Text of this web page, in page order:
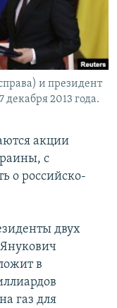
и президент
2013 года.
акции
с
о российско-
двух
в
газ для